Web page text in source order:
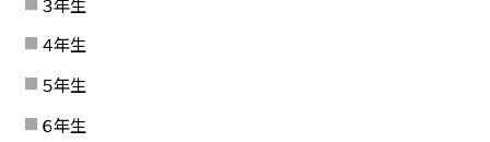
４年生
５年生
６年生